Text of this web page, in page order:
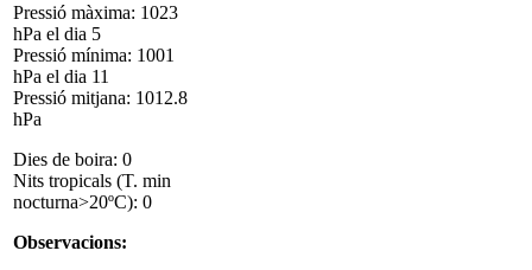
Pressió màxima: 1023
hPa el dia 5
Pressió mínima: 1001
hPa el dia 11
Pressió mitjana: 1012.8
hPa
Dies de boira: 0
Nits tropicals (T. min
nocturna>20ºC): 0
Observacions: